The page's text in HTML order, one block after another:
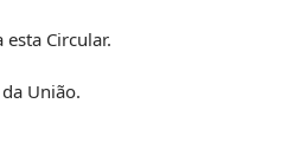
Circular.
União.